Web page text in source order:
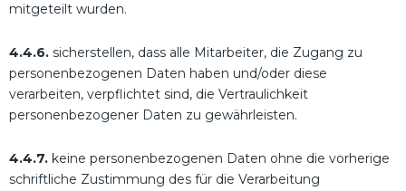
mitgeteilt wurden.
4.4.6. sicherstellen, dass alle Mitarbeiter, die Zugang zu
personenbezogenen Daten haben und/oder diese
verarbeiten, verpflichtet sind, die Vertraulichkeit
personenbezogener Daten zu gewährleisten.
4.4.7. keine personenbezogenen Daten ohne die vorherige
schriftliche Zustimmung des für die Verarbeitung